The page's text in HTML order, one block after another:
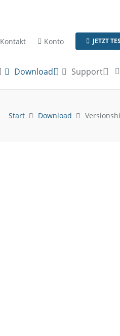
Kontakt Konto JETZT
Download Support
Start Download